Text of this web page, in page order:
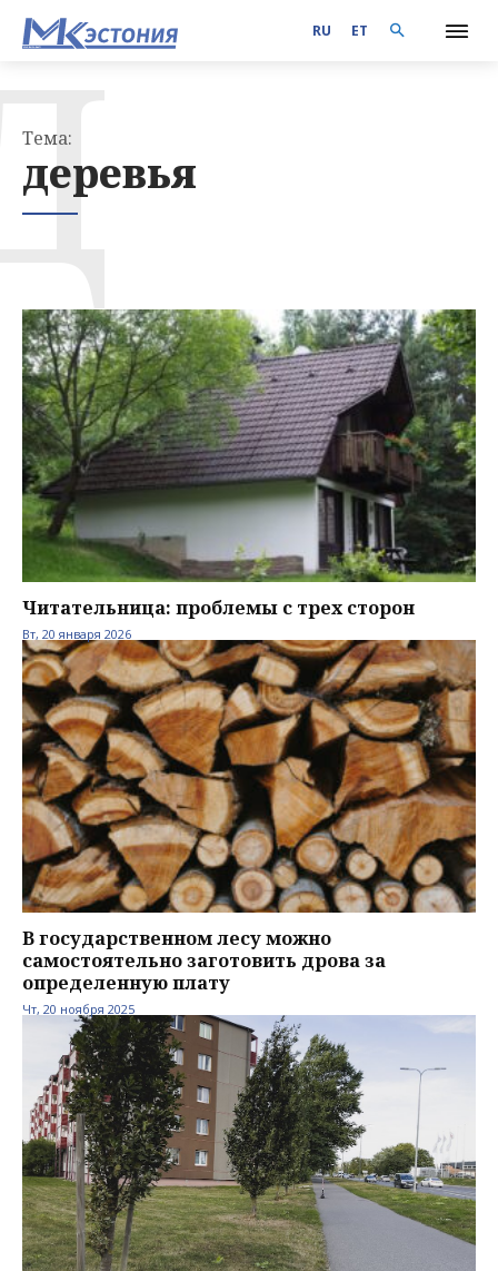
RU ET
Тема:
деревья
Читательница: проблемы с трех сторон
Вт, 20 января 2026
В государственном лесу можно
самостоятельно заготовить дрова за
определенную плату
Чт, 20 ноября 2025